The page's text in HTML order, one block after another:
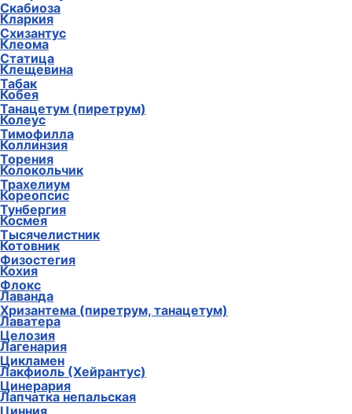
Скабиоза
Схизантус
Статица
Табак
Танацетум (пиретрум)
Тимофилла
Торения
Трахелиум
Тунбергия
Тысячелистник
Физостегия
Флокс
Хризантема (пиретрум, танацетум)
Целозия
Цикламен
Цинерария
Цинния
Кларкия
Клеома
Клещевина
Кобея
Колеус
Коллинзия
Колокольчик
Кореопсис
Космея
Котовник
Кохия
Лаванда
Лаватера
Лагенария
Лакфиоль (Хейрантус)
Лапчатка непальская